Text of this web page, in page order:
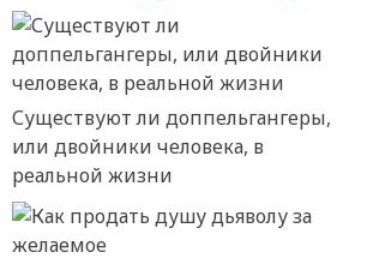
Существуют ли доппельгангеры,
или двойники человека, в
реальной жизни